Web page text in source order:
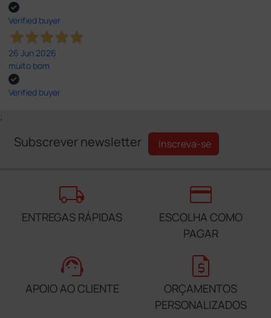
Verified buyer
26 Jun 2026
muito bom
Verified buyer
;
Subscrever newsletter Inscreva-se
local_shipping
ENTREGAS RÁPIDAS
credit_card
ESCOLHA COMO
PAGAR
support_agent
APOIO AO CLIENTE
request_quote
ORÇAMENTOS
PERSONALIZADOS